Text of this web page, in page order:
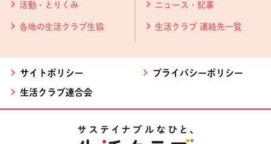
活動・とりくみ ニュース・記事
各地の生活クラブ生協 生活クラブ 連絡先一覧
サイトポリシー プライバシーポリシー
生活クラブ連合会